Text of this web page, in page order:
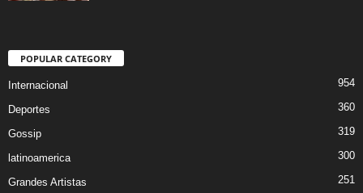
POPULAR CATEGORY
Internacional 954
Deportes 360
Gossip 319
latinoamerica 300
Grandes Artistas 251